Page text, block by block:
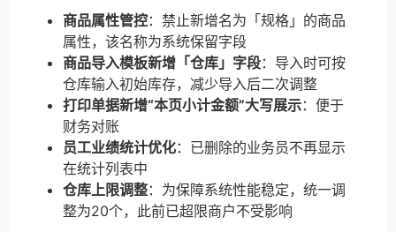
商品属性管控：禁止新增名为「规格」的商品
属性，该名称为系统保留字段
商品导入模板新增「仓库」字段：导入时可按
仓库输入初始库存，减少导入后二次调整
打印单据新增“本页小计金额”大写展示：便于
财务对账
员工业绩统计优化：已删除的业务员不再显示
在统计列表中
仓库上限调整：为保障系统性能稳定，统一调
整为20个，此前已超限商户不受影响